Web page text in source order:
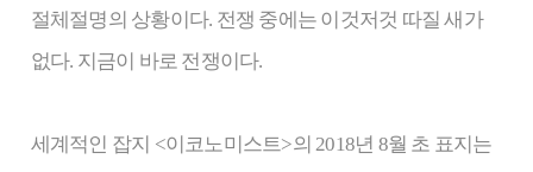
절체절명의 상황이다. 전쟁 중에는 이것저것 따질 새가
없다. 지금이 바로 전쟁이다.
세계적인 잡지 <이코노미스트>의 2018년 8월 초 표지는